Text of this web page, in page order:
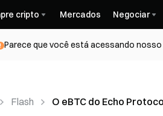
cripto Mercados Negociar
Parece que você está acessando
Flash O eBTC do Echo